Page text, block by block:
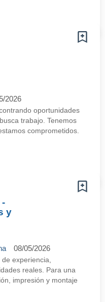
2026
oportunidades
trabajo. Tenemos
comprometidos.
y
08/05/2026
experiencia,
reales. Para una
impresión y montaje